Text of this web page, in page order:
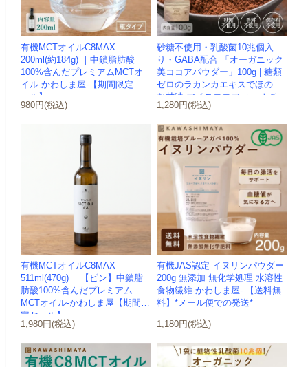
有機MCTオイルC8MAX｜
200ml(約184g) ｜中鎖脂肪酸
100%含んだプレミアムMCTオ
イル-かわしま屋-【期間限定セ
ール】
980円(税込)
砂糖不使用・乳酸菌10兆個入
り・GABA配合 「オーガニック
美ココアパウダー」100g | 糖類
ゼロのラカンカエキスでほのか
な甘味 アイスココア ホットチ...
1,280円(税込)
有機MCTオイルC8MAX｜
511ml(470g) ｜【ビン】中鎖脂
肪酸100%含んだプレミアム
MCTオイル-かわしま屋【期間限
定セール】
1,980円(税込)
有機JAS認定 イヌリンパウダー
200g 無添加 無化学処理 水溶性
食物繊維-かわしま屋- 【送料無
料】*メール便での発送*
1,180円(税込)